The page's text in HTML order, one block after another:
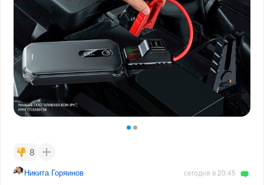
8
Никита Горяинов сегодня в 20:45